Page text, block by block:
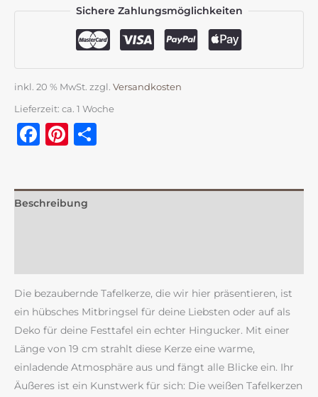
Sichere Zahlungsmöglichkeiten
inkl. 20 % MwSt. zzgl. Versandkosten
Lieferzeit: ca. 1 Woche
Facebook
Pinterest
Beschreibung
Die bezaubernde Tafelkerze, die wir hier präsentieren, ist
ein hübsches Mitbringsel für deine Liebsten oder auf als
Deko für deine Festtafel ein echter Hingucker. Mit einer
Länge von 19 cm strahlt diese Kerze eine warme,
einladende Atmosphäre aus und fängt alle Blicke ein. Ihr
Äußeres ist ein Kunstwerk für sich: Die weißen Tafelkerzen